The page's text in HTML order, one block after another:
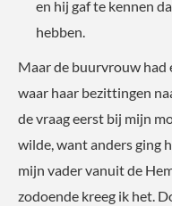
en hij gaf te kennen
hebben.
Maar de buurvrouw had
waar haar bezittingen
de vraag eerst bij mijn
wilde, want anders ging
mijn vader vanuit de
zodoende kreeg ik het.